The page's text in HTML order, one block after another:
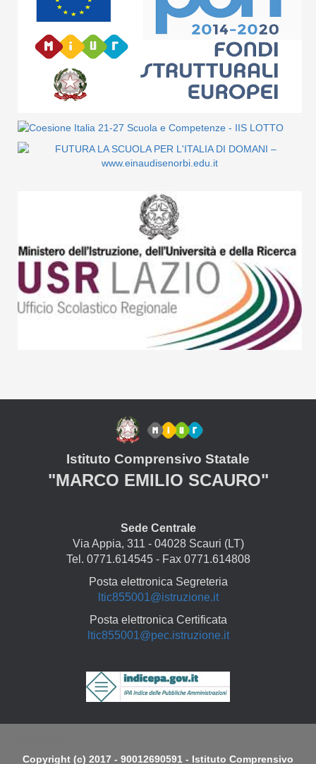
Istituto Comprensivo Statale
"MARCO EMILIO SCAURO"
Sede Centrale
Via Appia, 311 - 04028 Scauri (LT)
Tel. 0771.614545 - Fax 0771.614808
Posta elettronica Segreteria
ltic855001@istruzione.it
Posta elettronica Certificata
ltic855001@pec.istruzione.it
Copyright (c) 2017 - 90012690591 - Istituto Comprensivo